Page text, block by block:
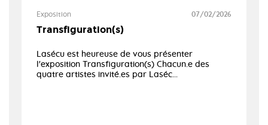
Exposition 07/02/2026
Transfiguration(s)
Lasécu est heureuse de vous présenter
l'exposition Transfiguration(s) Chacun.e des
quatre artistes invité.es par Laséc...